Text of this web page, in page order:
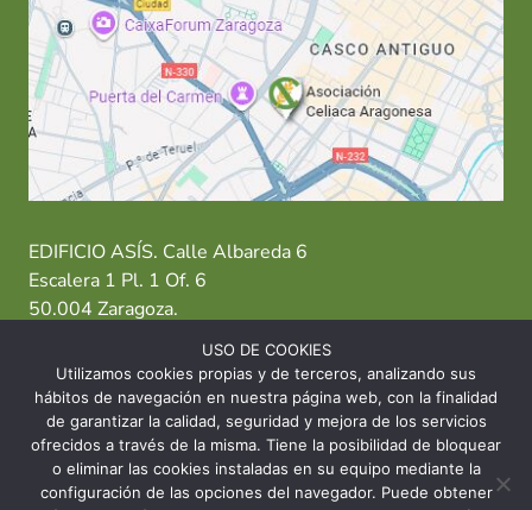
EDIFICIO ASÍS. Calle Albareda 6
Escalera 1 Pl. 1 Of. 6
50.004 Zaragoza.
T: 976 484 949 M: 635 638 563
Sede Zaragoza·Sede Huesca· Sede Teruel
USO DE COOKIES
Utilizamos cookies propias y de terceros, analizando sus
hábitos de navegación en nuestra página web, con la finalidad
de garantizar la calidad, seguridad y mejora de los servicios
ofrecidos a través de la misma. Tiene la posibilidad de bloquear
o eliminar las cookies instaladas en su equipo mediante la
configuración de las opciones del navegador. Puede obtener